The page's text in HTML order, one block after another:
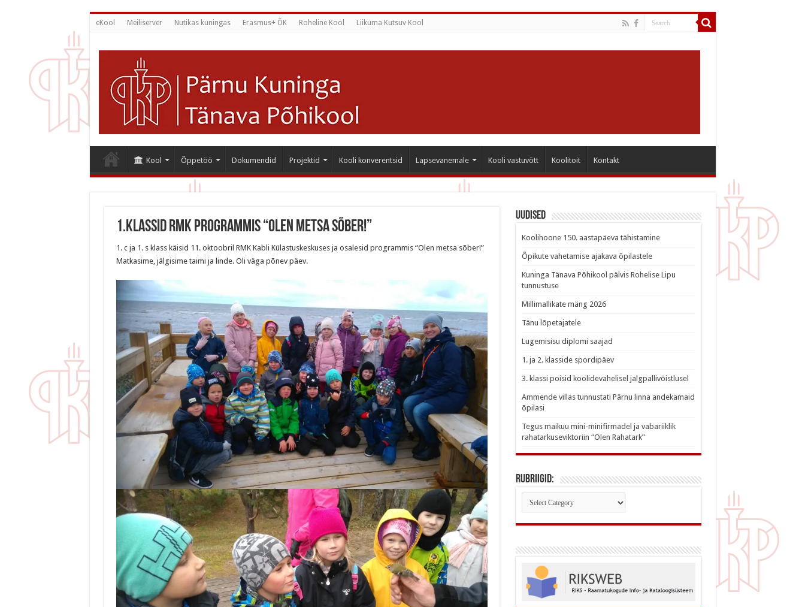
eKool Meiliserver Nutikas kuningas Erasmus+ ÕK Roheline Kool Liikuma Kutsuv Kool
Kool Õppetöö Dokumendid Projektid Kooli konverentsid Lapsevanemale Kooli vastuvõtt Koolitoit Kontakt
1.klassid RMK programmis “Olen metsa sõber!”
1. c ja 1. s klass käisid 11. oktoobril RMK Kabli Külastuskeskuses ja osalesid programmis “Olen metsa sõber!”
Matkasime, jälgisime taimi ja linde. Oli väga põnev päev.
Uudised
Koolihoone 150. aastapäeva tähistamine
Õpikute vahetamise ajakava õpilastele
Kuninga Tänava Põhikool pälvis Rohelise Lipu
tunnustuse
Millimallikate mäng 2026
Tänu lõpetajatele
Lugemisisu diplomi saajad
1. ja 2. klasside spordipäev
3. klassi poisid koolidevahelisel jalgpallivõistlusel
Ammende villas tunnustati Pärnu linna andekamaid
õpilasi
Tegus maikuu mini-minifirmadel ja vabariiklik
rahatarkuseviktoriin “Olen Rahatark”
Rubriigid:
Rubriigid: